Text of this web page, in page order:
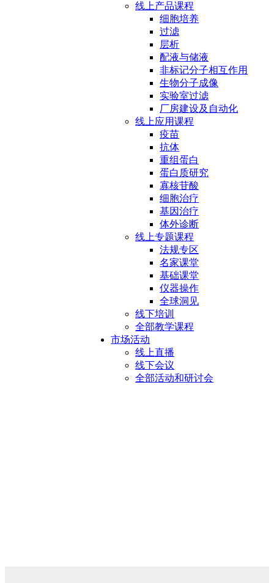
线上产品课程
细胞培养
过滤
层析
配液与储液
非标记分子相互作用
生物分子成像
实验室过滤
厂房建设及自动化
线上应用课程
疫苗
抗体
重组蛋白
蛋白质研究
寡核苷酸
细胞治疗
基因治疗
体外诊断
线上专题课程
法规专区
名家课堂
基础课堂
仪器操作
全球洞见
线下培训
全部教学课程
市场活动
线上直播
线下会议
全部活动和研讨会